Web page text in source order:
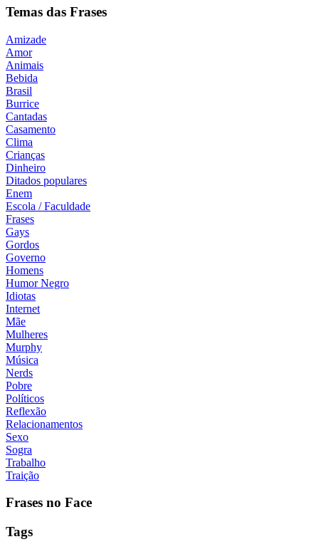
Temas das Frases
Amizade
Amor
Animais
Bebida
Brasil
Burrice
Cantadas
Casamento
Clima
Crianças
Dinheiro
Ditados populares
Enem
Escola / Faculdade
Frases
Gays
Gordos
Governo
Homens
Humor Negro
Idiotas
Internet
Mãe
Mulheres
Murphy
Música
Nerds
Pobre
Políticos
Reflexão
Relacionamentos
Sexo
Sogra
Trabalho
Traição
Frases no Face
Tags